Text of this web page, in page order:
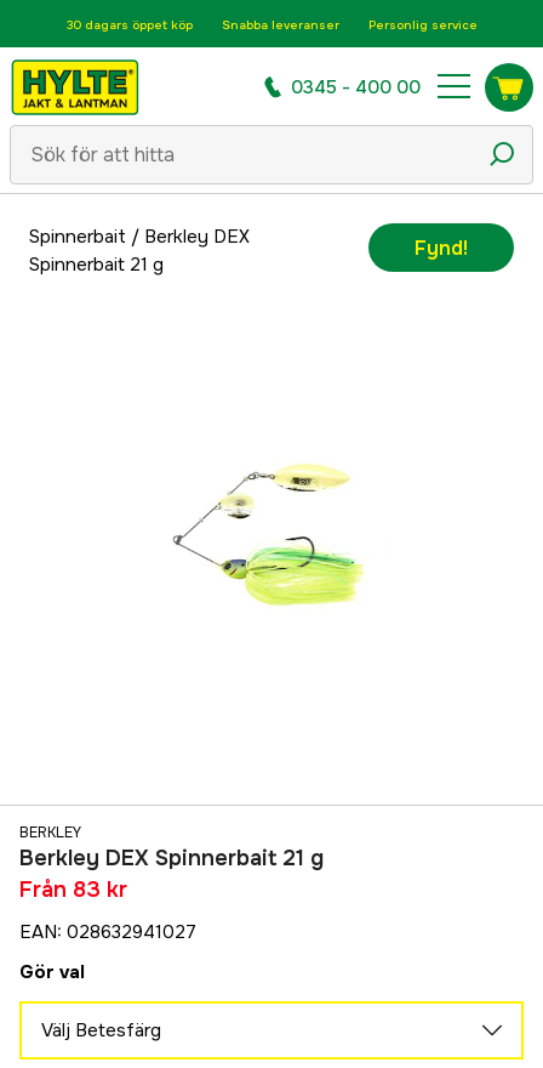
30 dagars öppet köp Snabba leveranser Personlig service
0345 - 400 00
Spinnerbait / Berkley DEX
Spinnerbait 21 g
Fynd!
BERKLEY
Berkley DEX Spinnerbait 21 g
Från 83 kr
EAN: 028632941027
Gör val
Välj Betesfärg